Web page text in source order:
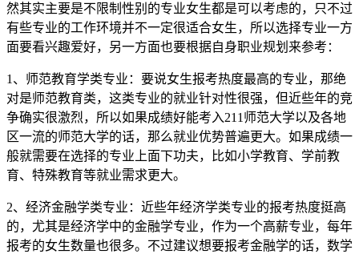
然其实主要是不限制性别的专业女生都是可以考虑的，只不过
有些专业的工作环境并不一定很适合女生，所以选择专业一方
面要看兴趣爱好，另一方面也要根据自身职业规划来参考：
1、师范教育学类专业：要说女生报考热度最高的专业，那绝
对是师范教育类，这类专业的就业针对性很强，但近些年的竞
争确实很激烈，所以如果成绩好能考入211师范大学以及各地
区一流的师范大学的话，那么就业优势普遍更大。如果成绩一
般就需要在选择的专业上面下功夫，比如小学教育、学前教
育、特殊教育等就业需求更大。
2、经济金融学类专业：近些年经济学类专业的报考热度挺高
的，尤其是经济学中的金融学专业，作为一个高薪专业，每年
报考的女生数量也很多。不过建议想要报考金融学的话，数学